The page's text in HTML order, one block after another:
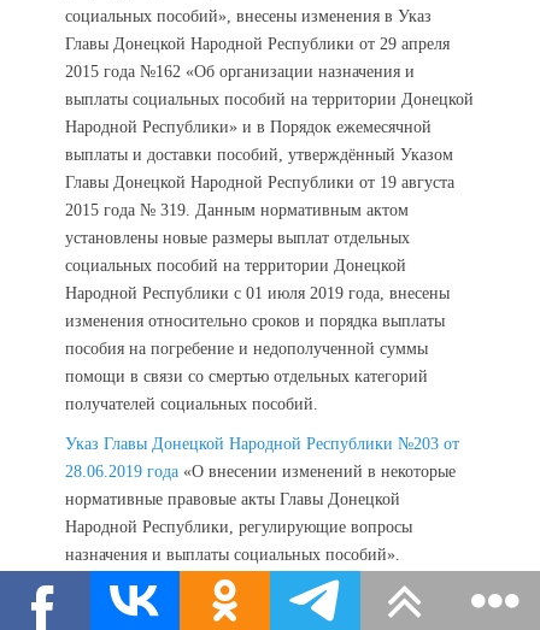
социальных пособий», внесены изменения в Указ
Главы Донецкой Народной Республики от 29 апреля
2015 года №162 «Об организации назначения и
выплаты социальных пособий на территории Донецкой
Народной Республики» и в Порядок ежемесячной
выплаты и доставки пособий, утверждённый Указом
Главы Донецкой Народной Республики от 19 августа
2015 года № 319. Данным нормативным актом
установлены новые размеры выплат отдельных
социальных пособий на территории Донецкой
Народной Республики с 01 июля 2019 года, внесены
изменения относительно сроков и порядка выплаты
пособия на погребение и недополученной суммы
помощи в связи со смертью отдельных категорий
получателей социальных пособий.
Указ Главы Донецкой Народной Республики №203 от
28.06.2019 года «О внесении изменений в некоторые
нормативные правовые акты Главы Донецкой
Народной Республики, регулирующие вопросы
назначения и выплаты социальных пособий».